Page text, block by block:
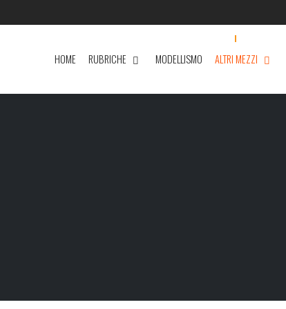
HOME RUBRICHE MODELLISMO ALTRI MEZZI